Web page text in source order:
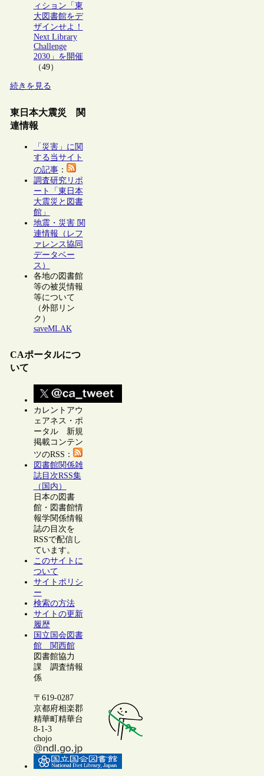
ィション「東
大図書館をデ
ザインせよ！
Next Library
Challenge
2030」を開催
（49）
続きを見る
東日本大震災 関
連情報
「災害」に関
する当サイト
の記事：
調査研究リポ
ート「東日本
大震災と図書
館」
地震・災害 関
連情報（レフ
ァレンス協同
データベー
ス）
各地の図書館
等の被災情報
等について
（外部リン
ク）
saveMLAK
CAポータルにつ
いて
カレントアウ
ェアネス・ポ
ータル 新規
掲載コンテン
ツのRSS：
図書館関係雑
誌目次RSS集
（国内）
日本の図書
館・図書館情
報学関係情報
誌の目次を
RSSで配信し
ています。
このサイトに
ついて
サイトポリシ
ー
検索の方法
サイトの更新
履歴
国立国会図書
館 関西館
図書館協力
課 調査情報
係
〒619-0287
京都府相楽郡
精華町精華台
8-1-3
chojo